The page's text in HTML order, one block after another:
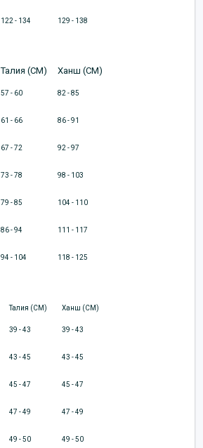
122 - 134 129 - 138
Талия (CM) Ханш (CM)
57 - 60 82 - 85
61 - 66 86 - 91
67 - 72 92 - 97
73 - 78 98 - 103
79 - 85 104 - 110
86 - 94 111 - 117
94 - 104 118 - 125
Талия (CM) Ханш (CM)
39 - 43 39 - 43
43 - 45 43 - 45
45 - 47 45 - 47
47 - 49 47 - 49
49 - 50 49 - 50